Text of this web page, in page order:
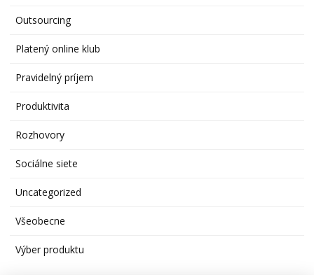
Outsourcing
Platený online klub
Pravidelný príjem
Produktivita
Rozhovory
Sociálne siete
Uncategorized
Všeobecne
Výber produktu